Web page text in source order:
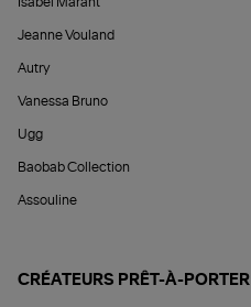
Jeanne Vouland
Autry
Vanessa Bruno
Ugg
Baobab Collection
Assouline
CRÉATEURS PRÊT-À-PORTER